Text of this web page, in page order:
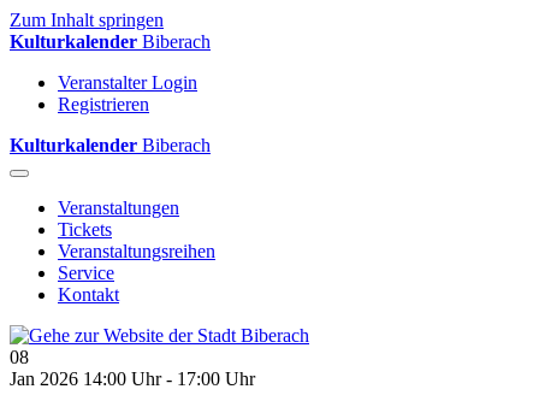
Zum Inhalt springen
Kulturkalender Biberach
Veranstalter Login
Registrieren
Kulturkalender Biberach
Veranstaltungen
Tickets
Veranstaltungsreihen
Service
Kontakt
08
Jan 2026 14:00 Uhr - 17:00 Uhr